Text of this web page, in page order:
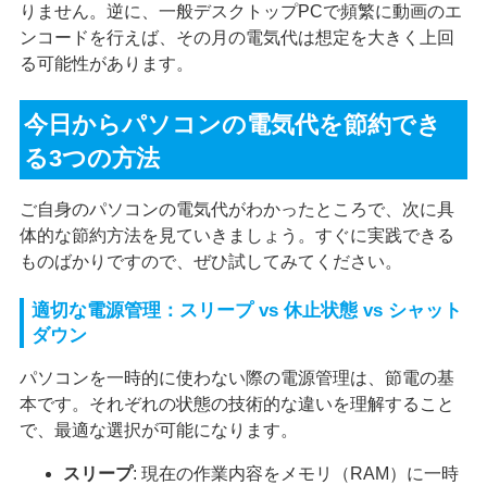
りません。逆に、一般デスクトップPCで頻繁に動画のエ
ンコードを行えば、その月の電気代は想定を大きく上回
る可能性があります。
今日からパソコンの電気代を節約でき
る3つの方法
ご自身のパソコンの電気代がわかったところで、次に具
体的な節約方法を見ていきましょう。すぐに実践できる
ものばかりですので、ぜひ試してみてください。
適切な電源管理：スリープ vs 休止状態 vs シャット
ダウン
パソコンを一時的に使わない際の電源管理は、節電の基
本です。それぞれの状態の技術的な違いを理解すること
で、最適な選択が可能になります。
スリープ: 現在の作業内容をメモリ（RAM）に一時